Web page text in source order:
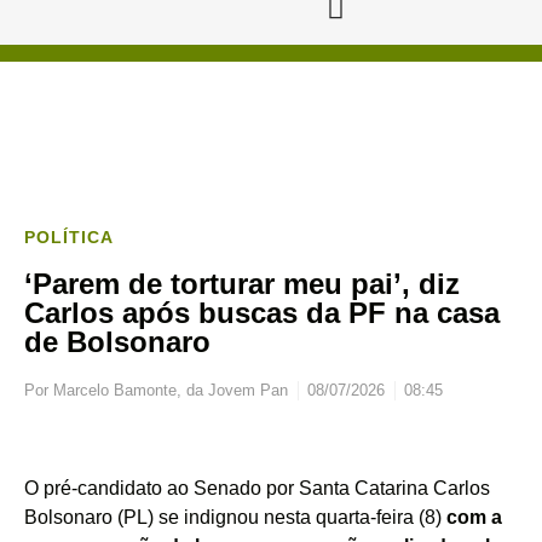
POLÍTICA
‘Parem de torturar meu pai’, diz
Carlos após buscas da PF na casa
de Bolsonaro
Por Marcelo Bamonte, da Jovem Pan 08/07/2026 08:45
O pré-candidato ao Senado por Santa Catarina Carlos
Bolsonaro (PL) se indignou nesta quarta-feira (8) com a